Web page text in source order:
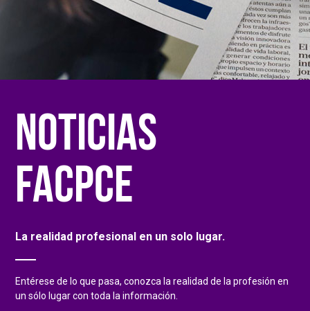
NOTICIAS
FACPCE
La realidad profesional en un solo lugar.
Entérese de lo que pasa, conozca la realidad de la profesión en
un sólo lugar con toda la información.